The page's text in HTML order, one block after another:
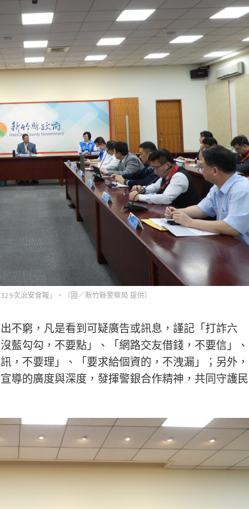
次治安會報」。（圖／新竹縣警察局 提供）
不窮，凡是看到可疑廣告或訊息，謹記「打詐六
藍勾勾，不要點」、「網路交友借錢，不要信」、
，不要理」、「要求給個資的，不洩漏」；另外，
導的廣度與深度，發揮警銀合作精神，共同守護民